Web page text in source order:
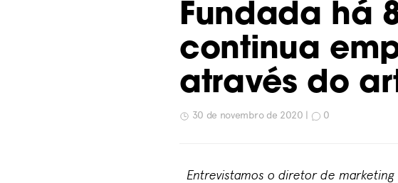
Fundada há
continua
através do
30 de novembro de 2020 | 0
Entrevistamos o diretor de